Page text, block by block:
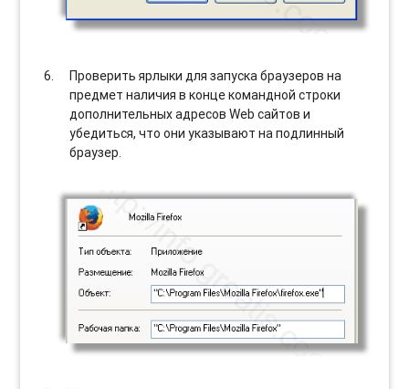
Проверить ярлыки для запуска браузеров на
предмет наличия в конце командной строки
дополнительных адресов Web сайтов и
убедиться, что они указывают на подлинный
браузер.